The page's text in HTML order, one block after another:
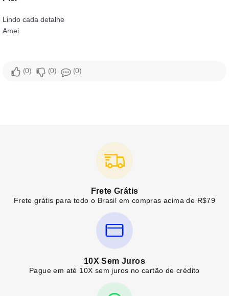
Lindo cada detalhe
Amei
0 0 0
Frete Grátis
Frete grátis para todo o Brasil em compras acima de R$79
10X Sem Juros
Pague em até 10X sem juros no cartão de crédito